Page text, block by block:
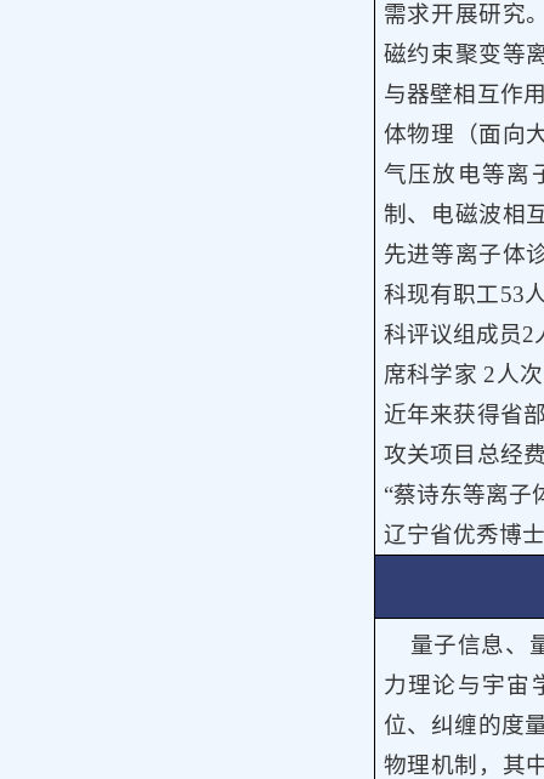
需求开展研究
磁约束聚变等
与器壁相互作
体物理（面向
气压放电等离
制、电磁波相
先进等离子体
科现有职工53
科评议组成员2
席科学家 2人
近年来获得省
攻关项目总经
“蔡诗东等离子
辽宁省优秀博
量子信息、
力理论与宇宙
位、纠缠的度
物理机制，其